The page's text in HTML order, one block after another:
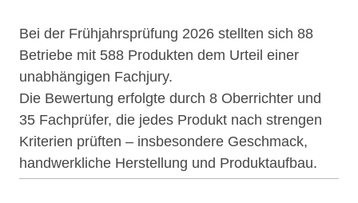
Bei der Frühjahrsprüfung 2026 stellten sich 88
Betriebe mit 588 Produkten dem Urteil einer
unabhängigen Fachjury.
Die Bewertung erfolgte durch 8 Oberrichter und
35 Fachprüfer, die jedes Produkt nach strengen
Kriterien prüften – insbesondere Geschmack,
handwerkliche Herstellung und Produktaufbau.